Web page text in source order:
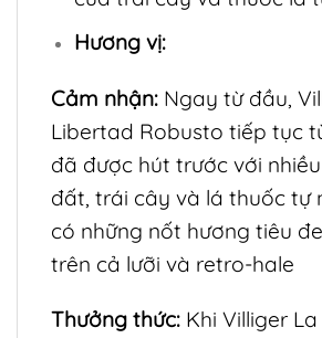
Hương vị:
Cảm nhận: Ngay từ đầu,
Libertad Robusto tiếp tục
đã được hút trước với
đất, trái cây và lá thuốc tự
có những nốt hương tiêu
trên cả lưỡi và retro-hale
Thưởng thức: Khi Villiger